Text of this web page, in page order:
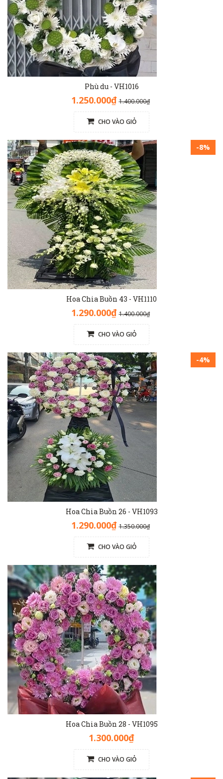
Phù du - VH1016
1.250.000₫ 1.400.000₫
CHO VÀO GIỎ
-8%
Hoa Chia Buồn 43 - VH1110
1.290.000₫ 1.400.000₫
CHO VÀO GIỎ
-4%
Hoa Chia Buồn 26 - VH1093
1.290.000₫ 1.350.000₫
CHO VÀO GIỎ
Hoa Chia Buồn 28 - VH1095
1.300.000₫
CHO VÀO GIỎ